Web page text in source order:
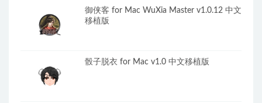
御侠客 for Mac WuXia Master v1.0.12 中文
移植版
骰子脱衣 for Mac v1.0 中文移植版